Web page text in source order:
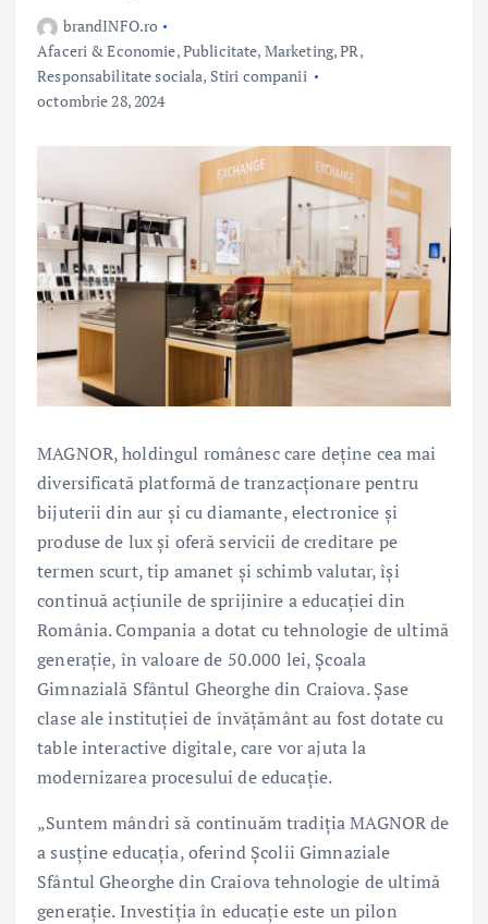
brandINFO.ro
Afaceri & Economie,Publicitate, Marketing, PR,
Responsabilitate sociala, Stiri companii
octombrie 28, 2024
MAGNOR, holdingul românesc care deține cea mai
diversificată platformă de tranzacționare pentru
bijuterii din aur și cu diamante, electronice și
produse de lux și oferă servicii de creditare pe
termen scurt, tip amanet și schimb valutar, își
continuă acțiunile de sprijinire a educației din
România. Compania a dotat cu tehnologie de ultimă
generație, în valoare de 50.000 lei, Școala
Gimnazială Sfântul Gheorghe din Craiova. Șase
clase ale instituției de învățământ au fost dotate cu
table interactive digitale, care vor ajuta la
modernizarea procesului de educație.
„Suntem mândri să continuăm tradiția MAGNOR de
a susține educația, oferind Școlii Gimnaziale
Sfântul Gheorghe din Craiova tehnologie de ultimă
generație. Investiția în educație este un pilon